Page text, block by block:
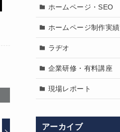
ホームページ・SEO
ホームページ制作実績
ラヂオ
企業研修・有料講座
現場レポート
アーカイブ